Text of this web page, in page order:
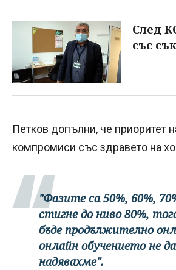
След
със
Петков допълни, че приоритет
компромиси със здравето на
"Фазите са 50%, 60%,
стигне до ниво 80%,
бъде продължително
онлайн обучението не
надявахме".